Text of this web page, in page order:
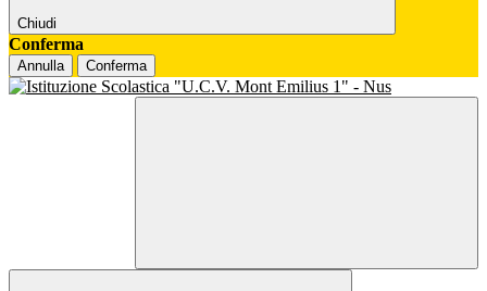
Chiudi
Conferma
Annulla Conferma